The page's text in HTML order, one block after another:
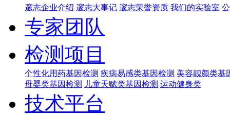
邃志企业介绍 邃志大事记 邃志荣誉资质 我们的实验室
专家团队
检测项目
个性化用药基因检测 疾病易感类基因检测 美容靓颜类基
母婴类基因检测
儿童天赋类基因检测 运动健身类
技术平台